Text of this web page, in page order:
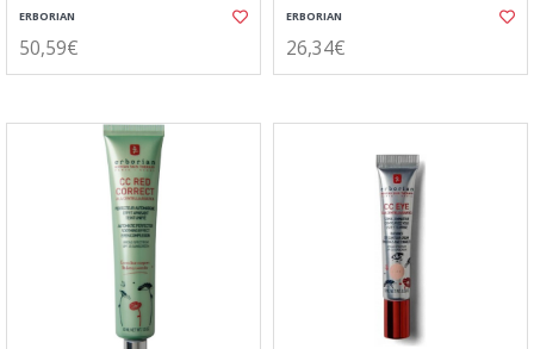
ERBORIAN
50,59€
ERBORIAN
26,34€